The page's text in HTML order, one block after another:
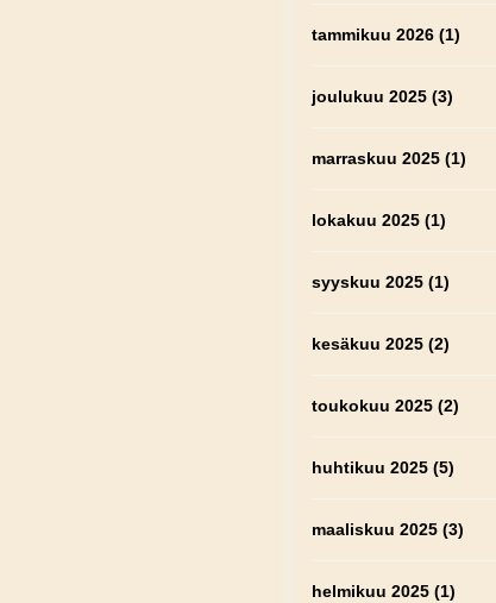
tammikuu 2026 (1)
joulukuu 2025 (3)
marraskuu 2025 (1)
lokakuu 2025 (1)
syyskuu 2025 (1)
kesäkuu 2025 (2)
toukokuu 2025 (2)
huhtikuu 2025 (5)
maaliskuu 2025 (3)
helmikuu 2025 (1)